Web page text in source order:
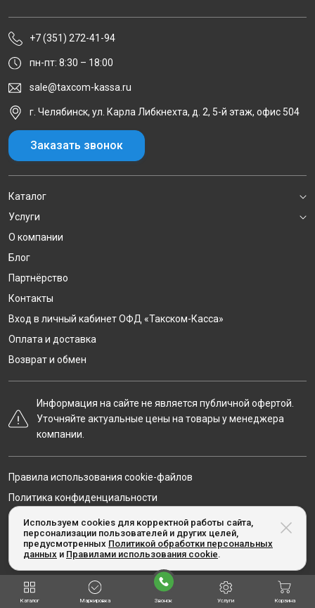
Используем cookies для корректной работы сайта,
персонализации пользователей и других целей,
предусмотренных Политикой обработки персональных
данных и Правилами использования cookie.
+7 (351) 272-41-94
пн-пт: 8:30 – 18:00
sale@taxcom-kassa.ru
г. Челябинск, ул. Карла Либкнехта, д. 2, 5-й этаж, офис 504
Заказать звонок
Каталог
Услуги
О компании
Блог
Партнёрство
Контакты
Вход в личный кабинет ОФД «Такском-Касса»
Оплата и доставка
Возврат и обмен
Информация на сайте не является публичной офертой.
Уточняйте актуальные цены на товары у менеджера
компании.
© Taxcom-kassa.ru, 2020-2026
Правила использования cookie-файлов
Политика конфиденциальности
Карта сайта
Каталог Маркировка Звонок Услуги Корзина